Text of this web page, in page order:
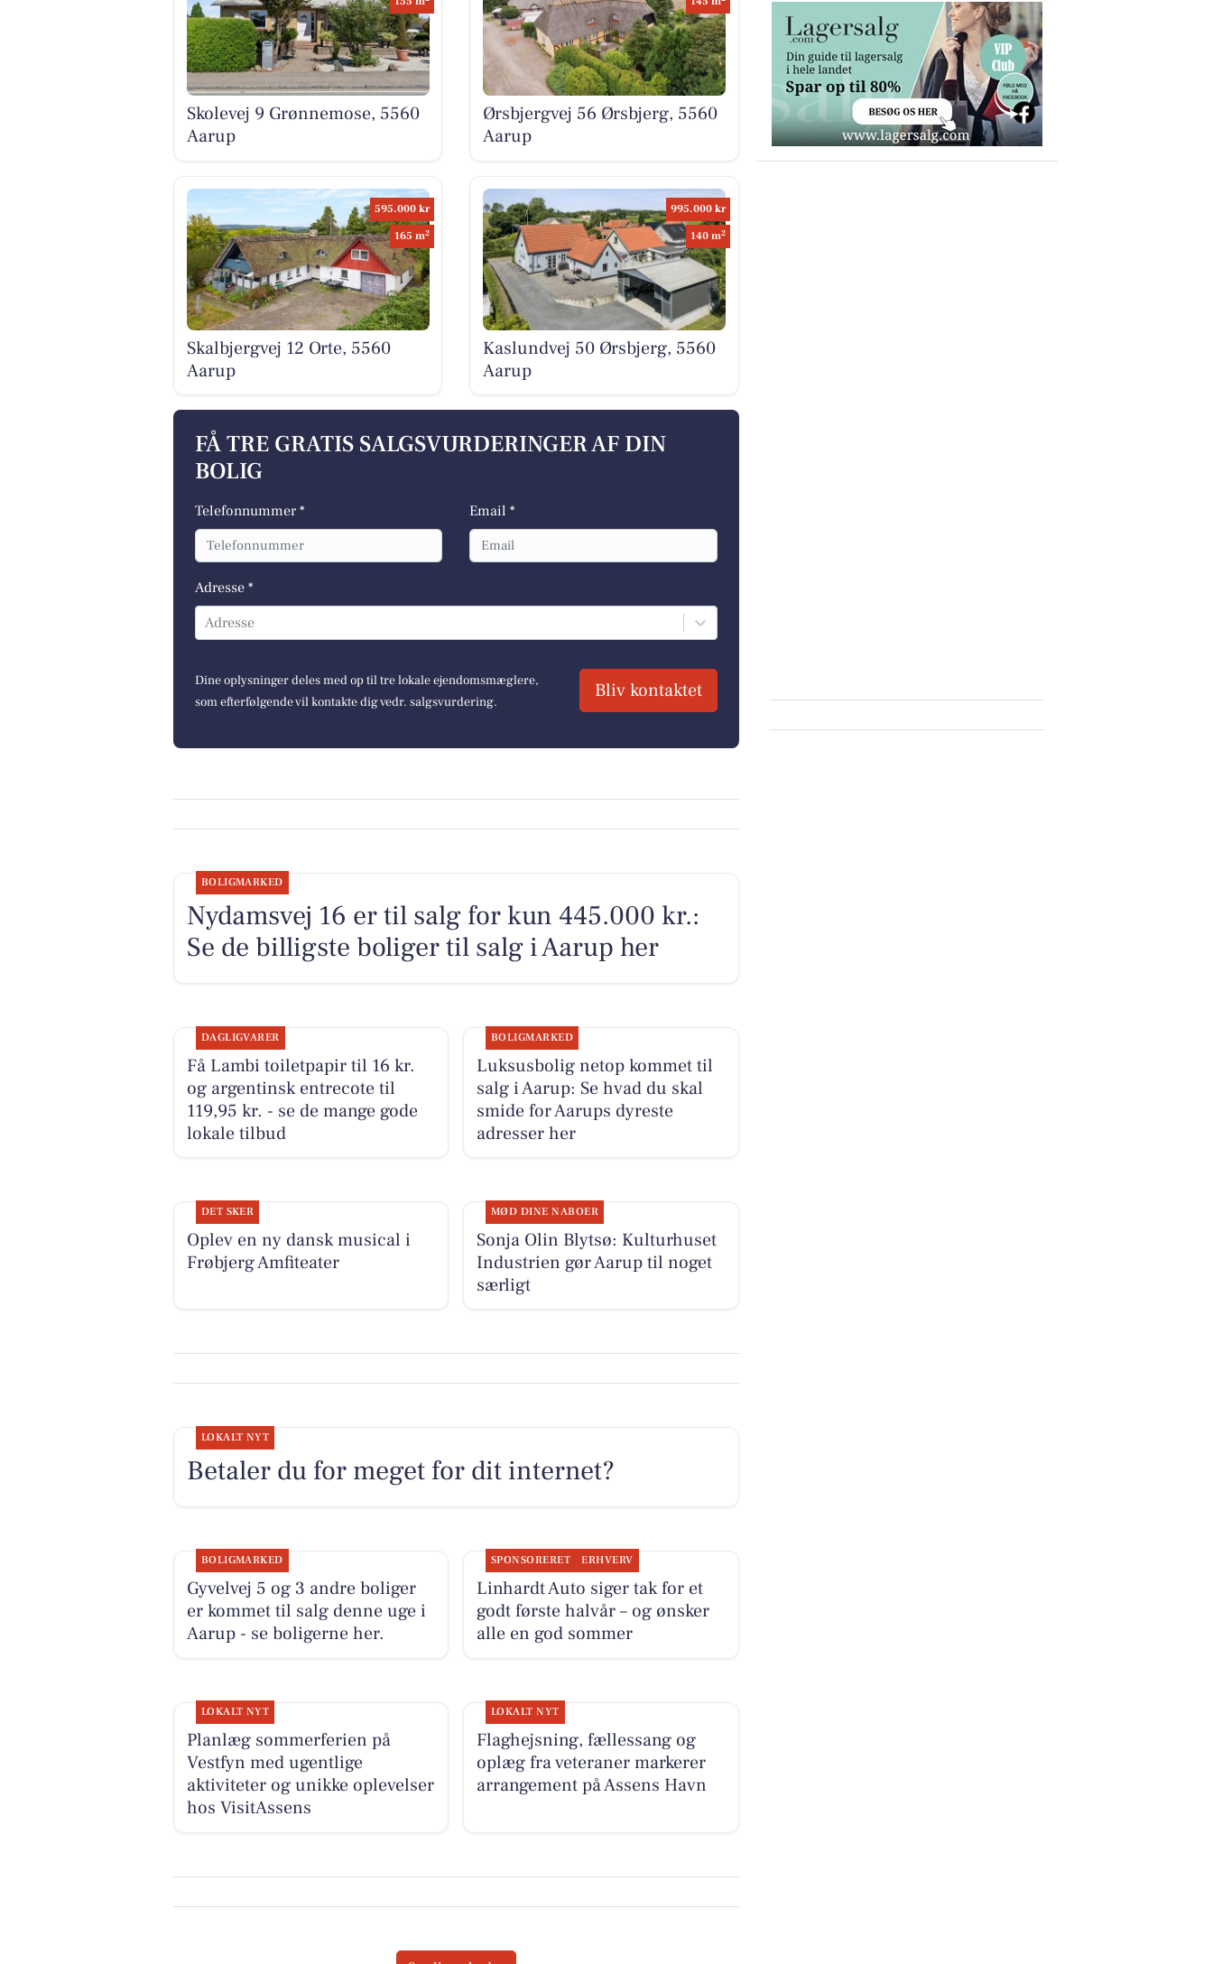
Skolevej 9 Grønnemose, 5560
Aarup
Ørsbjergvej 56 Ørsbjerg, 5560
Aarup
595.000 kr
165 m2
Skalbjergvej 12 Orte, 5560
Aarup
995.000 kr
140 m2
Kaslundvej 50 Ørsbjerg, 5560
Aarup
FÅ TRE GRATIS SALGSVURDERINGER AF DIN
BOLIG
Telefonnummer * Email *
Adresse *
Adresse
Dine oplysninger deles med op til tre lokale ejendomsmæglere,
som efterfølgende vil kontakte dig vedr. salgsvurdering.
Bliv kontaktet
BOLIGMARKED
Nydamsvej 16 er til salg for kun 445.000 kr.:
Se de billigste boliger til salg i Aarup her
DAGLIGVARER
Få Lambi toiletpapir til 16 kr.
og argentinsk entrecote til
119,95 kr. - se de mange gode
lokale tilbud
BOLIGMARKED
Luksusbolig netop kommet til
salg i Aarup: Se hvad du skal
smide for Aarups dyreste
adresser her
DET SKER
Oplev en ny dansk musical i
Frøbjerg Amfiteater
MØD DINE NABOER
Sonja Olin Blytsø: Kulturhuset
Industrien gør Aarup til noget
særligt
LOKALT NYT
Betaler du for meget for dit internet?
BOLIGMARKED
Gyvelvej 5 og 3 andre boliger
er kommet til salg denne uge i
Aarup - se boligerne her.
SPONSORERET ERHVERV
Linhardt Auto siger tak for et
godt første halvår – og ønsker
alle en god sommer
LOKALT NYT
Planlæg sommerferien på
Vestfyn med ugentlige
aktiviteter og unikke oplevelser
hos VisitAssens
LOKALT NYT
Flaghejsning, fællessang og
oplæg fra veteraner markerer
arrangement på Assens Havn